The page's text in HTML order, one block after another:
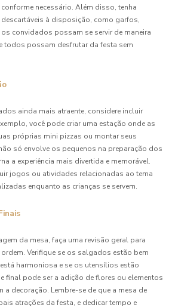
necessário. Além disso, tenha
à disposição, como garfos,
convidados possam se servir de maneira
todos possam desfrutar da festa sem
ainda mais atraente, considere incluir
você pode criar uma estação onde as
próprias mini pizzas ou montar seus
só envolve os pequenos na preparação dos
a experiência mais divertida e memorável.
jogos ou atividades relacionadas ao tema
enquanto as crianças se servem.
da mesa, faça uma revisão geral para
Verifique se os salgados estão bem
harmoniosa e se os utensílios estão
final pode ser a adição de flores ou elementos
a decoração. Lembre-se de que a mesa de
atrações da festa, e dedicar tempo e